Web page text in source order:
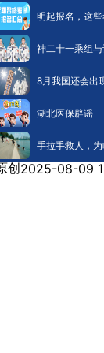
明起报名，这
神二十一乘组
8月我国还会出
湖北医保辟谣
手拉手救人，
项医
创2025-08-09